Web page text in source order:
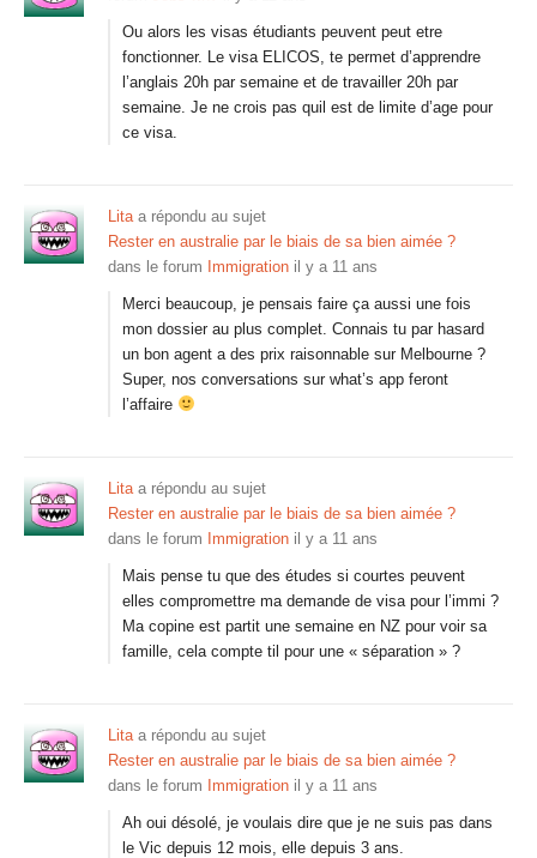
Ou alors les visas étudiants peuvent peut etre
fonctionner. Le visa ELICOS, te permet d’apprendre
l’anglais 20h par semaine et de travailler 20h par
semaine. Je ne crois pas quil est de limite d’age pour
ce visa.
Litaa répondu au sujet
Rester en australie par le biais de sa bien aimée ?
dans le forum Immigration il y a 11 ans
Merci beaucoup, je pensais faire ça aussi une fois
mon dossier au plus complet. Connais tu par hasard
un bon agent a des prix raisonnable sur Melbourne ?
Super, nos conversations sur what’s app feront
l’affaire
Litaa répondu au sujet
Rester en australie par le biais de sa bien aimée ?
dans le forum Immigration il y a 11 ans
Mais pense tu que des études si courtes peuvent
elles compromettre ma demande de visa pour l’immi ?
Ma copine est partit une semaine en NZ pour voir sa
famille, cela compte til pour une « séparation » ?
Litaa répondu au sujet
Rester en australie par le biais de sa bien aimée ?
dans le forum Immigration il y a 11 ans
Ah oui désolé, je voulais dire que je ne suis pas dans
le Vic depuis 12 mois, elle depuis 3 ans.